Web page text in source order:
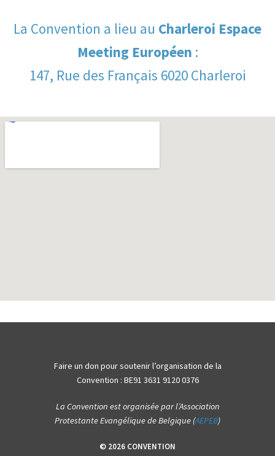
La Convention a lieu au Charleroi Espace
Meeting Européen :
147, Rue des Français 6020 Charleroi
Faire un don pour soutenir l’organisation de la
Convention : BE91 3631 9120 0376
La Convention est organisée par l’Association
Protestante Evangélique de Belgique (AEPEB)
© 2026 CONVENTION